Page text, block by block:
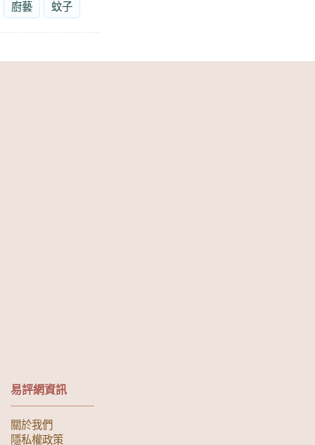
廚藝 蚊子
易評網資訊
關於我們
隱私權政策